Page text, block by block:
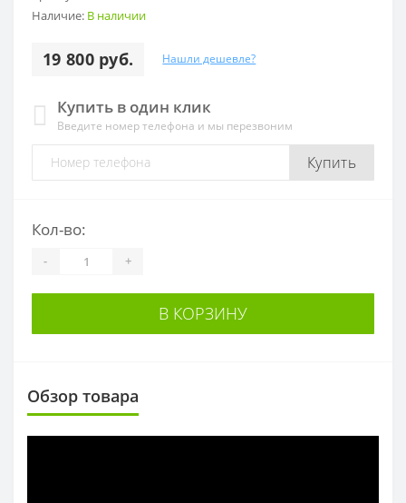
Наличие: В наличии
19 800 руб. Нашли дешевле?
Купить в один клик
Введите номер телефона и мы перезвоним
Купить
Кол-во:
- +
В КОРЗИНУ
Обзор товара